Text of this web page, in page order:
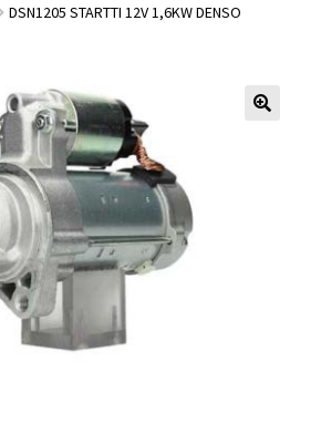
DSN1205 STARTTI 12V 1,6KW DENSO